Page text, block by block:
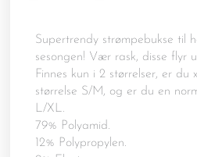
Supertrendy strømpebukse til
sesongen! Vær rask, disse flyr
Finnes kun i 2 størrelser, er du
størrelse S/M, og er du en
L/XL.
79% Polyamid.
12% Polypropylen.